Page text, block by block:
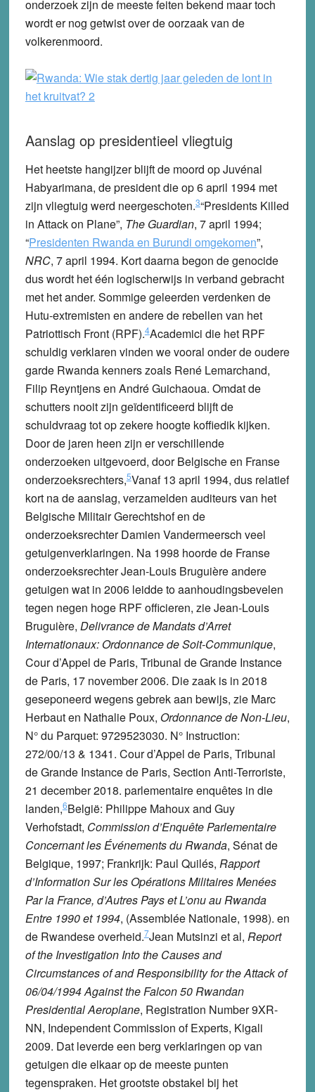
onderzoek zijn de meeste feiten bekend maar toch
wordt er nog getwist over de oorzaak van de
volkerenmoord.
Aanslag op presidentieel vliegtuig
Het heetste hangijzer blijft de moord op Juvénal
Habyarimana, de president die op 6 april 1994 met
zijn vliegtuig werd neergeschoten.3“Presidents Killed
in Attack on Plane”, The Guardian, 7 april 1994;
“Presidenten Rwanda en Burundi omgekomen”,
NRC, 7 april 1994. Kort daarna begon de genocide
dus wordt het één logischerwijs in verband gebracht
met het ander. Sommige geleerden verdenken de
Hutu-extremisten en andere de rebellen van het
Patriottisch Front (RPF).4Academici die het RPF
schuldig verklaren vinden we vooral onder de oudere
garde Rwanda kenners zoals René Lemarchand,
Filip Reyntjens en André Guichaoua. Omdat de
schutters nooit zijn geïdentificeerd blijft de
schuldvraag tot op zekere hoogte koffiedik kijken.
Door de jaren heen zijn er verschillende
onderzoeken uitgevoerd, door Belgische en Franse
onderzoeksrechters,5Vanaf 13 april 1994, dus relatief
kort na de aanslag, verzamelden auditeurs van het
Belgische Militair Gerechtshof en de
onderzoeksrechter Damien Vandermeersch veel
getuigenverklaringen. Na 1998 hoorde de Franse
onderzoeksrechter Jean-Louis Bruguière andere
getuigen wat in 2006 leidde to aanhoudingsbevelen
tegen negen hoge RPF officieren, zie Jean-Louis
Bruguière, Delivrance de Mandats d’Arret
Internationaux: Ordonnance de Soit-Communique,
Cour d’Appel de Paris, Tribunal de Grande Instance
de Paris, 17 november 2006. Die zaak is in 2018
geseponeerd wegens gebrek aan bewijs, zie Marc
Herbaut en Nathalie Poux, Ordonnance de Non-Lieu,
N° du Parquet: 9729523030. N° Instruction:
272/00/13 & 1341. Cour d’Appel de Paris, Tribunal
de Grande Instance de Paris, Section Anti-Terroriste,
21 december 2018. parlementaire enquêtes in die
landen,6België: Philippe Mahoux and Guy
Verhofstadt, Commission d’Enquête Parlementaire
Concernant les Événements du Rwanda, Sénat de
Belgique, 1997; Frankrijk: Paul Quilés, Rapport
d’Information Sur les Opérations Militaires Menées
Par la France, d’Autres Pays et L’onu au Rwanda
Entre 1990 et 1994, (Assemblée Nationale, 1998). en
de Rwandese overheid.7Jean Mutsinzi et al, Report
of the Investigation Into the Causes and
Circumstances of and Responsibility for the Attack of
06/04/1994 Against the Falcon 50 Rwandan
Presidential Aeroplane, Registration Number 9XR-
NN, Independent Commission of Experts, Kigali
2009. Dat leverde een berg verklaringen op van
getuigen die elkaar op de meeste punten
tegenspraken. Het grootste obstakel bij het